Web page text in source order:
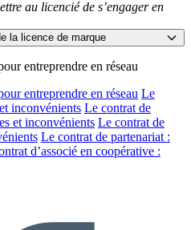
au licencié de s’engager en
la licence de marque
de marque pour le licencié
que la franchise, la licence
droit d’entrée . Pour le licencié,
chère puisque, et
de marque laisse une totale
du local commercial.
peut commercialiser plusieurs
la marque doit effectivement être à
entreprendre en réseau
entreprendre en réseau Le
inconvénients Le contrat de
et inconvénients Le contrat de
Le contrat de partenariat :
d’associé en coopérative :